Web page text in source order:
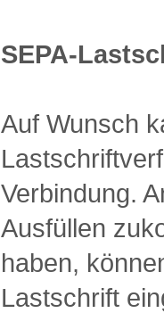
SEPA-
Auf Wunsch
Verbindung.
Ausfüllen
haben,
Lastschrift